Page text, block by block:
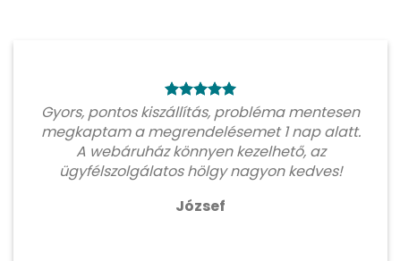
Gyors, pontos kiszállítás, probléma mentesen
megkaptam a megrendelésemet 1 nap alatt.
A webáruház könnyen kezelhető, az
ügyfélszolgálatos hölgy nagyon kedves!
József